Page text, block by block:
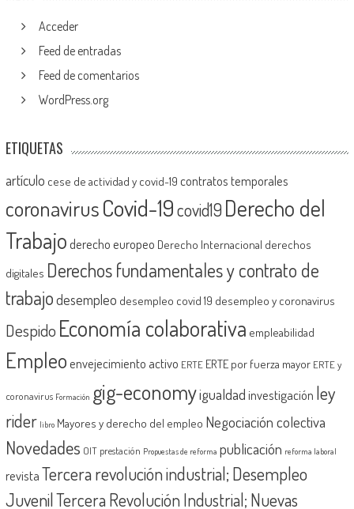
Acceder
Feed de entradas
Feed de comentarios
WordPress.org
ETIQUETAS
artículo cese de actividad y covid-19 contratos temporales
coronavirusCovid-19covid19 Derecho del
Trabajoderecho europeo Derecho Internacional derechos
digitales Derechos fundamentales y contrato de
trabajodesempleo desempleo covid 19 desempleo y coronavirus
Despido Economía colaborativa empleabilidad
Empleoenvejecimiento activo ERTE ERTE por fuerza mayor ERTE y
coronavirus Formación gig-economyigualdadinvestigación ley
rider libro Mayores y derecho del empleo Negociación colectiva
Novedades OIT prestación Propuestas de reforma publicación reforma laboral
revistaTercera revolución industrial; Desempleo
JuvenilTercera Revolución Industrial; Nuevas